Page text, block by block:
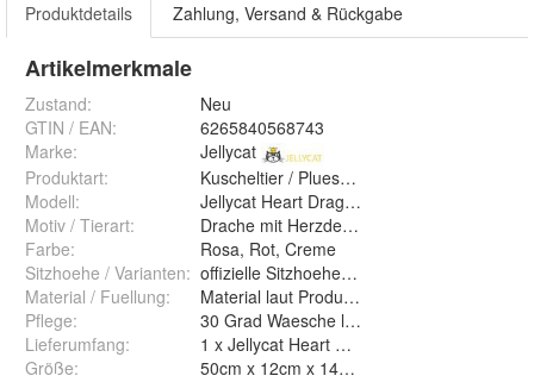
Produktdetails Zahlung, Versand & Rückgabe
Artikelmerkmale
Zustand:
Neu
GTIN / EAN:
6265840568743
Marke:
Jellycat
Produktart:
Kuscheltier / Plueschtier
Modell:
Jellycat Heart Dragon
Motiv / Tierart:
Drache mit Herzdetail
Farbe:
Rosa, Rot, Creme
Sitzhoehe / Varianten: offizielle Sitzhoehe ca. 10 cm;
Material / Fuellung:
Material laut Produktetikett; Fuellung laut
Pflege:
30 Grad Waesche laut Pflegeangabe;
Lieferumfang:
1 x Jellycat Heart Dragon + 1 x kleines
Größe: